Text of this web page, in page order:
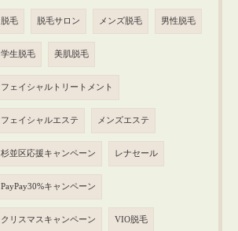
脱毛 脱毛サロン メンズ脱毛 男性脱毛
学生脱毛 美肌脱毛
フェイシャルトリートメント
フェイシャルエステ メンズエステ
杉並区応援キャンペーン レナセール
PayPay30%キャンペーン
クリスマスキャンペーン VIO脱毛